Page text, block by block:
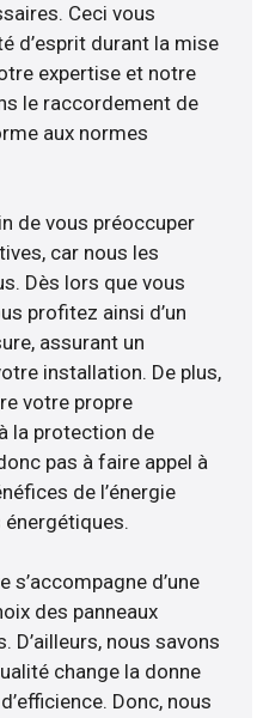
Ceci vous
d’esprit durant la mise
expertise et notre
le raccordement de
aux normes
de vous préoccuper
car nous les
Dès lors que vous
profitez ainsi d’un
assurant un
installation. De plus,
votre propre
la protection de
pas à faire appel à
de l’énergie
d’une
des panneaux
D’ailleurs, nous savons
change la donne
Donc, nous